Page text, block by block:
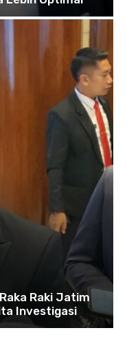
Raki Jatim
Investigasi